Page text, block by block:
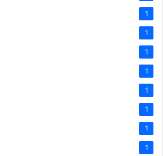
1
1
1
1
1
1
1
1